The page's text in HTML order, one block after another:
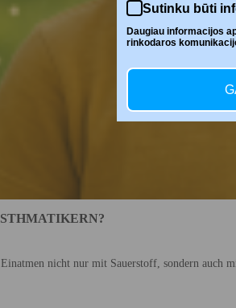
nicht nur mit Sauerstoff, sondern auch
Sutinku būti
Daugiau informacijos
rinkodaros